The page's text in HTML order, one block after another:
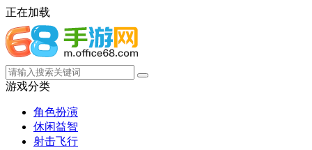
正在加载
游戏分类
角色扮演
休闲益智
射击飞行